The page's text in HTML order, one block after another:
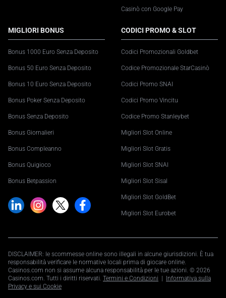
Casinò con Google Pay
MIGLIORI BONUS
Bonus 1000 Euro Senza Deposito
Bonus 50 Euro Senza Deposito
Bonus 10 Euro Senza Deposito
Bonus Poker Senza Deposito
Bonus Senza Deposito
Bonus Giornalieri
Bonus Compleanno
Bonus Quigioco
Bonus Betpassion
CODICI PROMO & SLOT
Codici Promozionali Goldbet
Codice Promozionale StarCasinò
Codici Promo SNAI
Codici Promo Vincitu
Codice Promo Stanleybet
Migliori Slot Online
Migliori Slot Gratis
Migliori Slot SNAI
Migliori Slot Sisal
Migliori Slot GoldBet
Migliori Slot Eurobet
DISCLAIMER: le scommesse online sono illegali in alcune giurisdizioni. È tua
responsabilità verificare le normative locali prima di giocare online.
Casinos.com non si assume alcuna responsabilità per le tue azioni. © 2026
Casinos.com. Tutti i diritti riservati. Termini e Condizioni
Informativa sulla
Privacy e sui Cookie